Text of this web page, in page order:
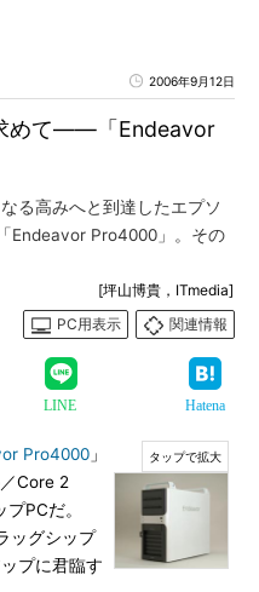
2006年9月12日
めて――「Endeavor
る高みへと到達したエプソ
Endeavor Pro4000」。その
[坪山博貴，ITmedia]
PC用表示
関連情報
LINE Hatena
Pro4000 」
Core 2
PCだ。
ッグシップ
プに君臨す